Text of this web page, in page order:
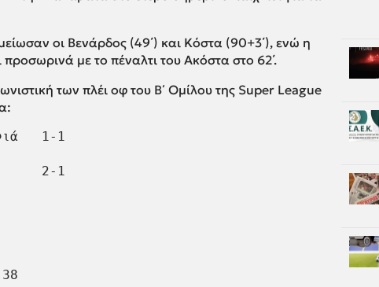
οι Βενάρδος (49΄) και Κόστα (90+3΄), ενώ η
με το πέναλτι του Ακόστα στο 62΄.
των πλέι οφ του Β΄ Ομίλου της Super League
1-1
2-1